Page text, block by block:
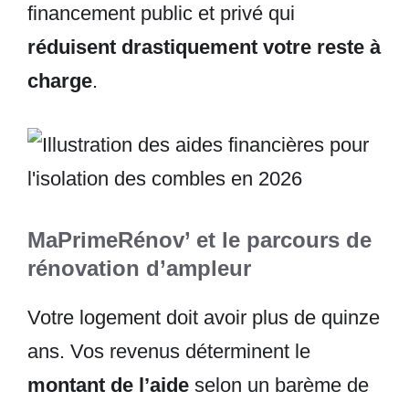
financement public et privé qui
réduisent drastiquement votre reste à
charge.
MaPrimeRénov’ et le parcours de
rénovation d’ampleur
Votre logement doit avoir plus de quinze
ans. Vos revenus déterminent le
montant de l’aide selon un barème de